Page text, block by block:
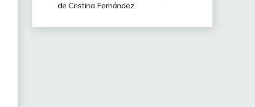
de Cristina Fernández